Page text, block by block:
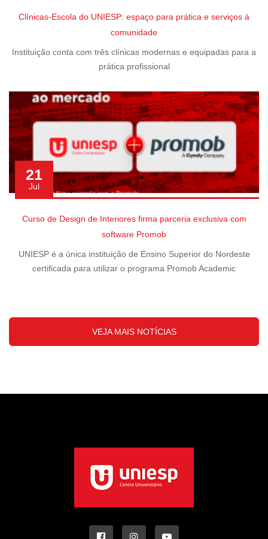
Clínicas-Escola do UNIESP: espaço para prática e serviços à
comunidade
Instituição conta com três clínicas modernas e equipadas para a
prática profissional
21
Jul
Curso de Design de Interiores firma parceria exclusiva com
software Promob
UNIESP é a única instituição de Ensino Superior do Nordeste
certificada para utilizar o programa Promob Academic
VEJA MAIS NOTÍCIAS